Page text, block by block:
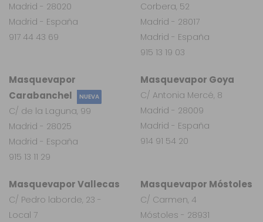
Masquevapor
Carabanchel
NUEVA
C/ de la Laguna, 99
Madrid - 28025
Madrid - España
915 13 11 29
Masquevapor Vallecas
C/ Pedro laborde, 23 -
Local 7
Masquevapor Móstoles
C/ Carmen, 4
Móstoles - 28931
Masquevapor Goya
C/ Antonia Mercé, 8
Madrid - 28009
Madrid - España
914 91 54 20
Corbera, 52
Madrid - 28017
Madrid - España
915 13 19 03
Madrid - 28020
Madrid - España
917 44 43 69